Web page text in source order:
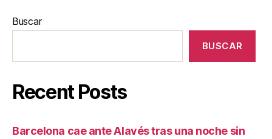
Buscar
BUSCAR
Recent Posts
Barcelona cae ante Alavés tras una noche sin